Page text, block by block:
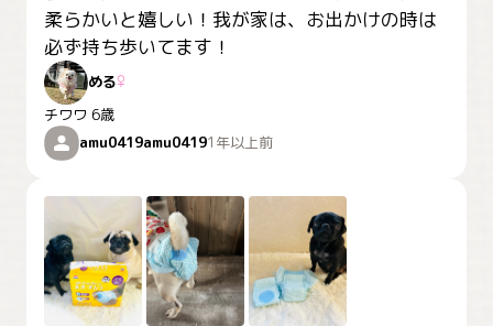
柔らかいと嬉しい！我が家は、お出かけの時は
必ず持ち歩いてます！
める♀
チワワ 6歳
amu0419amu04191年以上前